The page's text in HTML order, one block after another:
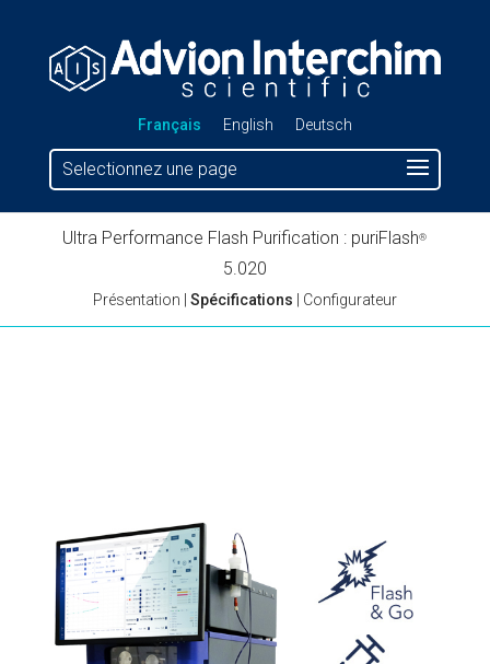
Français English Deutsch
Selectionnez une page
Ultra Performance Flash Purification : puriFlash®
5.020
Présentation Spécifications Configurateur